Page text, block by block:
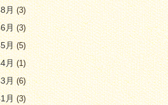
月(3)
月(3)
月(5)
月(1)
月(6)
月(3)